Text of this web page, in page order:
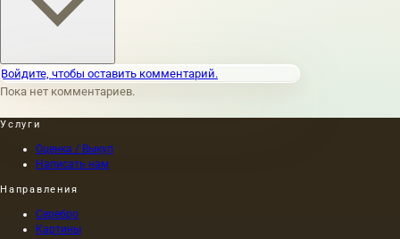
Войдите, чтобы оставить комментарий.
Пока нет комментариев.
Услуги
Оценка / Выкуп
Написать нам
Направления
Серебро
Картины